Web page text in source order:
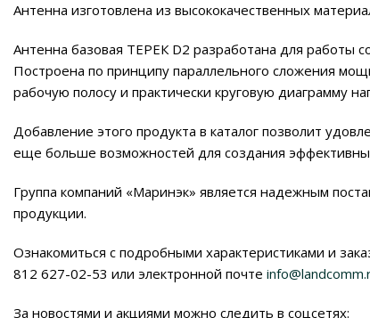
Антенна изготовлена из высококачественных
Антенна базовая ТЕРЕК D2 разработана для
Построена по принципу параллельного сложения
рабочую полосу и практически круговую диаграмму
Добавление этого продукта в каталог позволит
еще больше возможностей для создания
Группа компаний «Маринэк» является надежным
продукции.
Ознакомиться с подробными характеристиками и
812 627-02-53 или электронной почте
За новостями и акциями можно следить в соцсетях: